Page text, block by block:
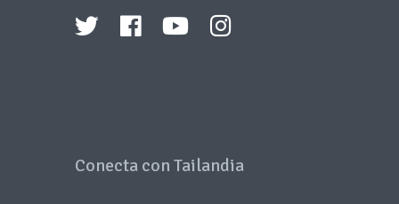
Conecta con Tailandia